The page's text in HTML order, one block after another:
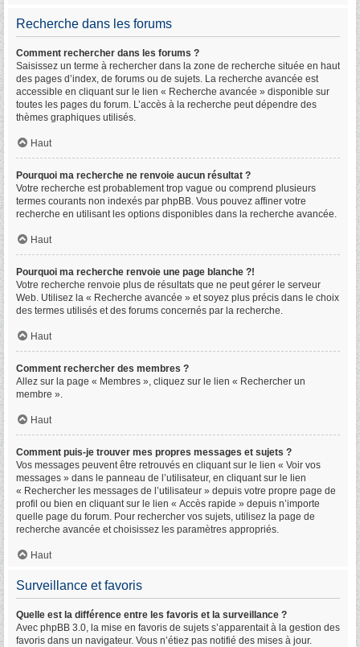
Recherche dans les forums
Comment rechercher dans les forums ?
Saisissez un terme à rechercher dans la zone de recherche située en haut
des pages d’index, de forums ou de sujets. La recherche avancée est
accessible en cliquant sur le lien « Recherche avancée » disponible sur
toutes les pages du forum. L’accès à la recherche peut dépendre des
thèmes graphiques utilisés.
Haut
Pourquoi ma recherche ne renvoie aucun résultat ?
Votre recherche est probablement trop vague ou comprend plusieurs
termes courants non indexés par phpBB. Vous pouvez affiner votre
recherche en utilisant les options disponibles dans la recherche avancée.
Haut
Pourquoi ma recherche renvoie une page blanche ?!
Votre recherche renvoie plus de résultats que ne peut gérer le serveur
Web. Utilisez la « Recherche avancée » et soyez plus précis dans le choix
des termes utilisés et des forums concernés par la recherche.
Haut
Comment rechercher des membres ?
Allez sur la page « Membres », cliquez sur le lien « Rechercher un
membre ».
Haut
Comment puis-je trouver mes propres messages et sujets ?
Vos messages peuvent être retrouvés en cliquant sur le lien « Voir vos
messages » dans le panneau de l’utilisateur, en cliquant sur le lien
« Rechercher les messages de l’utilisateur » depuis votre propre page de
profil ou bien en cliquant sur le lien « Accès rapide » depuis n’importe
quelle page du forum. Pour rechercher vos sujets, utilisez la page de
recherche avancée et choisissez les paramètres appropriés.
Haut
Surveillance et favoris
Quelle est la différence entre les favoris et la surveillance ?
Avec phpBB 3.0, la mise en favoris de sujets s’apparentait à la gestion des
favoris dans un navigateur. Vous n’étiez pas notifié des mises à jour.